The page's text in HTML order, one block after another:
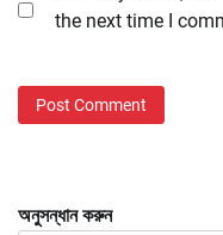
the next time I
অনুসন্ধান করুন